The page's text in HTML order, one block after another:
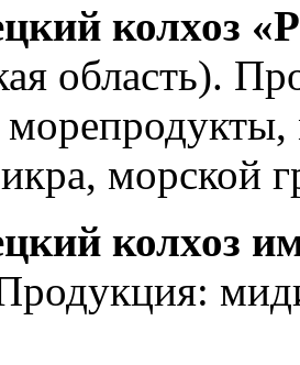
колхоз
область).
морской
колхоз